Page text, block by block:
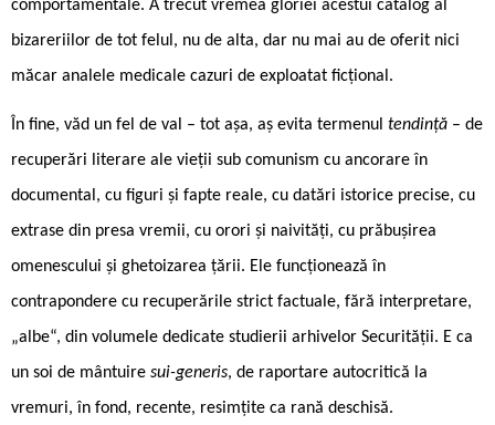
comportamentale. A trecut vremea gloriei acestui catalog al
bizareriilor de tot felul, nu de alta, dar nu mai au de oferit nici
măcar analele medicale cazuri de exploatat ficțional.
În fine, văd un fel de val – tot așa, aș evita termenul tendință – de
recuperări literare ale vieții sub comunism cu ancorare în
documental, cu figuri și fapte reale, cu datări istorice precise, cu
extrase din presa vremii, cu orori și naivități, cu prăbușirea
omenescului și ghetoizarea țării. Ele funcționează în
contrapondere cu recuperările strict factuale, fără interpretare,
„albe“, din volumele dedicate studierii arhivelor Securității. E ca
un soi de mântuire sui-generis, de raportare autocritică la
vremuri, în fond, recente, resimțite ca rană deschisă.